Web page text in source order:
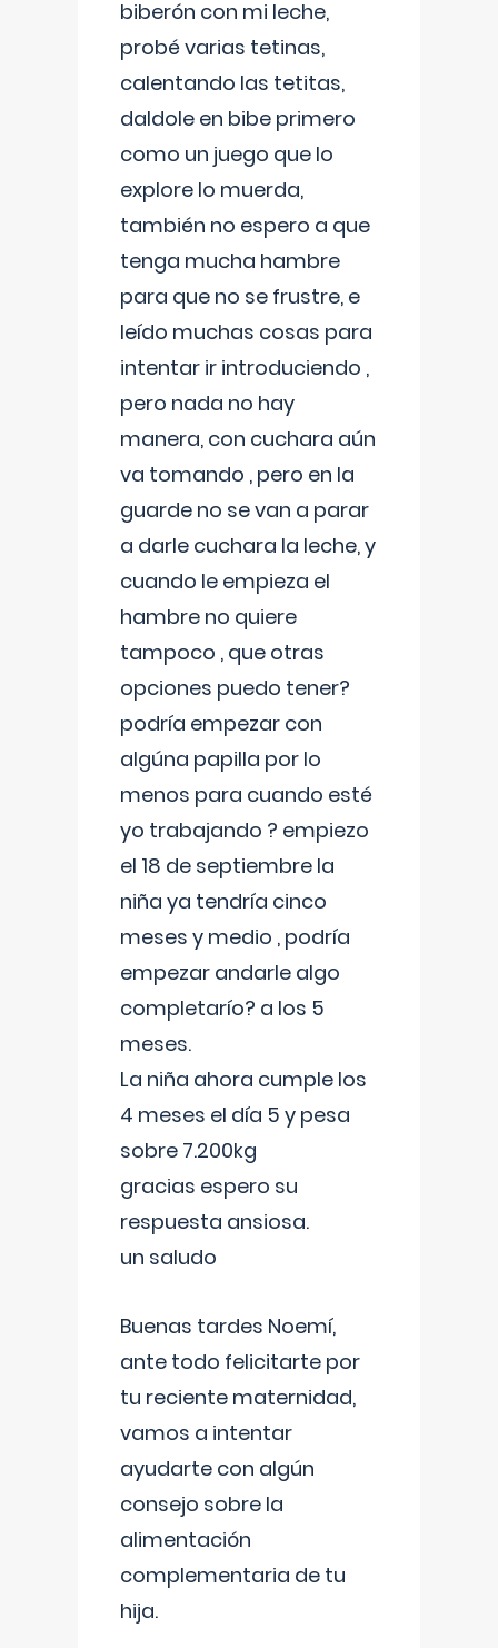
biberón con mi leche,
probé varias tetinas,
calentando las tetitas,
daldole en bibe primero
como un juego que lo
explore lo muerda,
también no espero a que
tenga mucha hambre
para que no se frustre, e
leído muchas cosas para
intentar ir introduciendo ,
pero nada no hay
manera, con cuchara aún
va tomando , pero en la
guarde no se van a parar
a darle cuchara la leche, y
cuando le empieza el
hambre no quiere
tampoco , que otras
opciones puedo tener?
podría empezar con
algúna papilla por lo
menos para cuando esté
yo trabajando ? empiezo
el 18 de septiembre la
niña ya tendría cinco
meses y medio , podría
empezar andarle algo
completarío? a los 5
meses.
La niña ahora cumple los
4 meses el día 5 y pesa
sobre 7.200kg
gracias espero su
respuesta ansiosa.
un saludo
Buenas tardes Noemí,
ante todo felicitarte por
tu reciente maternidad,
vamos a intentar
ayudarte con algún
consejo sobre la
alimentación
complementaria de tu
hija.